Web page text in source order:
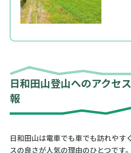
日和田山登山へのアクセ
報
日和田山は電車でも車でも訪れやす
スの良さが人気の理由のひとつです